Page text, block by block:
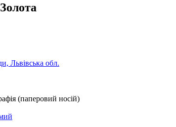
Львівська обл.
(паперовий носій)